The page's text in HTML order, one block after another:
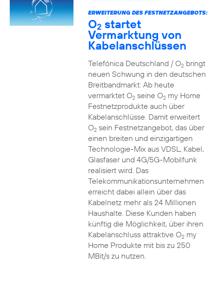
ERWEITERUNG DES FESTNETZANGEBOTS:
O2 startet
Vermarktung von
Kabelanschlüssen
Telefónica Deutschland / O2bringt
neuen Schwung in den deutschen
Breitbandmarkt: Ab heute
vermarktet O2seine O2my Home
Festnetzprodukte auch über
Kabelanschlüsse. Damit erweitert
O2sein Festnetzangebot, das über
einen breiten und einzigartigen
Technologie-Mix aus VDSL, Kabel,
Glasfaser und 4G/5G-Mobilfunk
realisiert wird. Das
Telekommunikationsunternehmen
erreicht dabei allein über das
Kabelnetz mehr als 24 Millionen
Haushalte. Diese Kunden haben
künftig die Möglichkeit, über ihren
Kabelanschluss attraktive O2my
Home Produkte mit bis zu 250
MBit/s zu nutzen.